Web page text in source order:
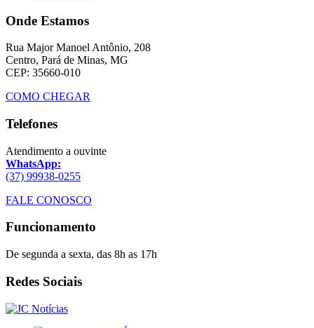
Onde Estamos
Rua Major Manoel Antônio, 208
Centro, Pará de Minas, MG
CEP: 35660-010
COMO CHEGAR
Telefones
Atendimento a ouvinte
WhatsApp:
(37) 99938-0255
FALE CONOSCO
Funcionamento
De segunda a sexta, das 8h as 17h
Redes Sociais